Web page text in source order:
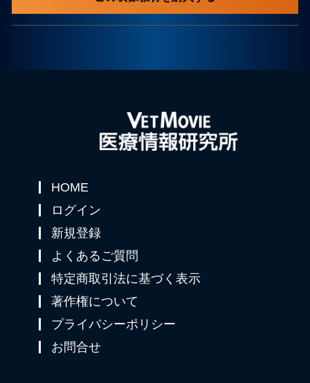
HOME
ログイン
新規登録
よくあるご質問
特定商取引法に基づく表示
著作権について
プライバシーポリシー
お問合せ